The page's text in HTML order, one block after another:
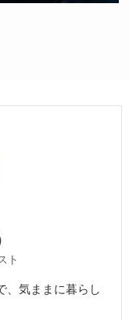
ト
、気ままに暮らし